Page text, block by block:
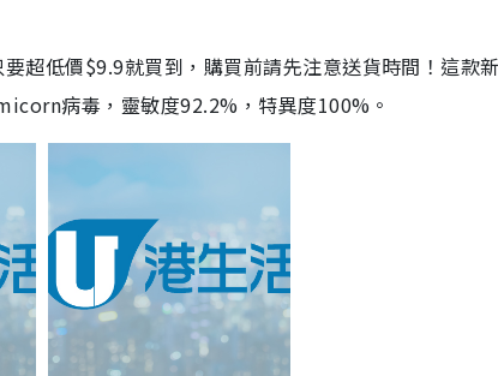
超低價$9.9就買到，購買前請先注意送貨時間！這款
病毒，靈敏度92.2%，特異度100%。